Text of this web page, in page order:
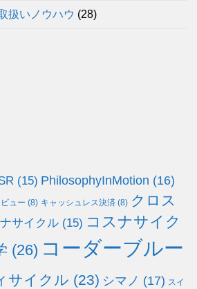
扱いノウハウ (28)
(15) PhilosophyInMotion (16)
ュー (8) キャッシュレス決済 (8) クロス
サイクル (15) コスナサイク
(26) コーダーブルー
サイクル (23) シマノ (17) スイ